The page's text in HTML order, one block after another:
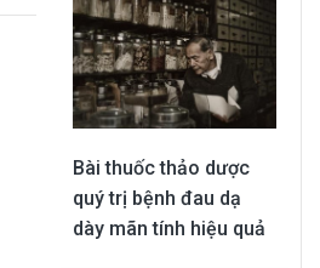
Bài thuốc thảo dược
quý trị bệnh đau dạ
dày mãn tính hiệu quả